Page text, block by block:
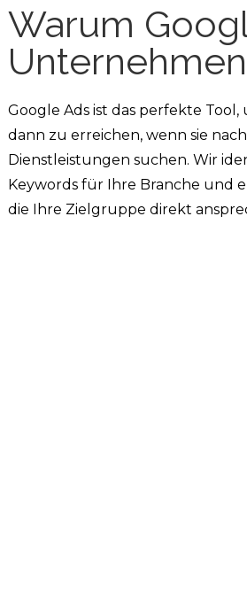
Warum
Google Ads ist das perfekte
dann zu erreichen, wenn sie
Dienstleistungen suchen. Wir
Keywords für Ihre Branche und
die Ihre Zielgruppe direkt